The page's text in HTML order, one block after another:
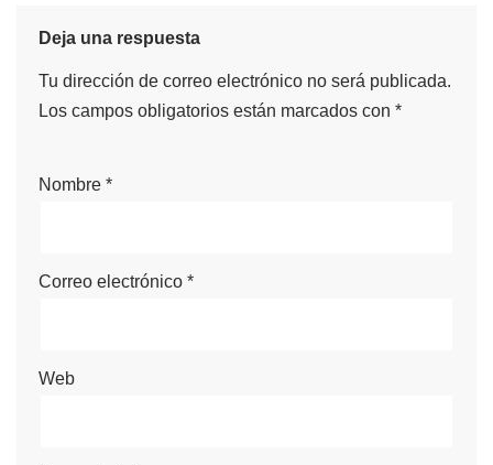
Deja una respuesta
Tu dirección de correo electrónico no será publicada.
Los campos obligatorios están marcados con *
Nombre *
Correo electrónico *
Web